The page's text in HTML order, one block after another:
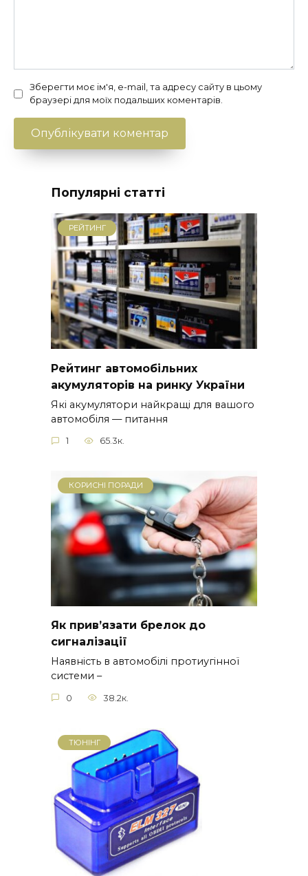
Зберегти моє ім'я, e-mail, та адресу сайту в цьому
браузері для моїх подальших коментарів.
Популярні статті
РЕЙТИНГ
Рейтинг автомобільних
акумуляторів на ринку України
Які акумулятори найкращі для вашого
автомобіля — питання
1 65.3к.
КОРИСНІ ПОРАДИ
Як прив’язати брелок до
сигналізації
Наявність в автомобілі протиугінної
системи –
0 38.2к.
ТЮНІНГ